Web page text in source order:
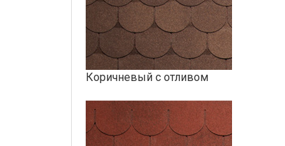
Коричневый с отливом